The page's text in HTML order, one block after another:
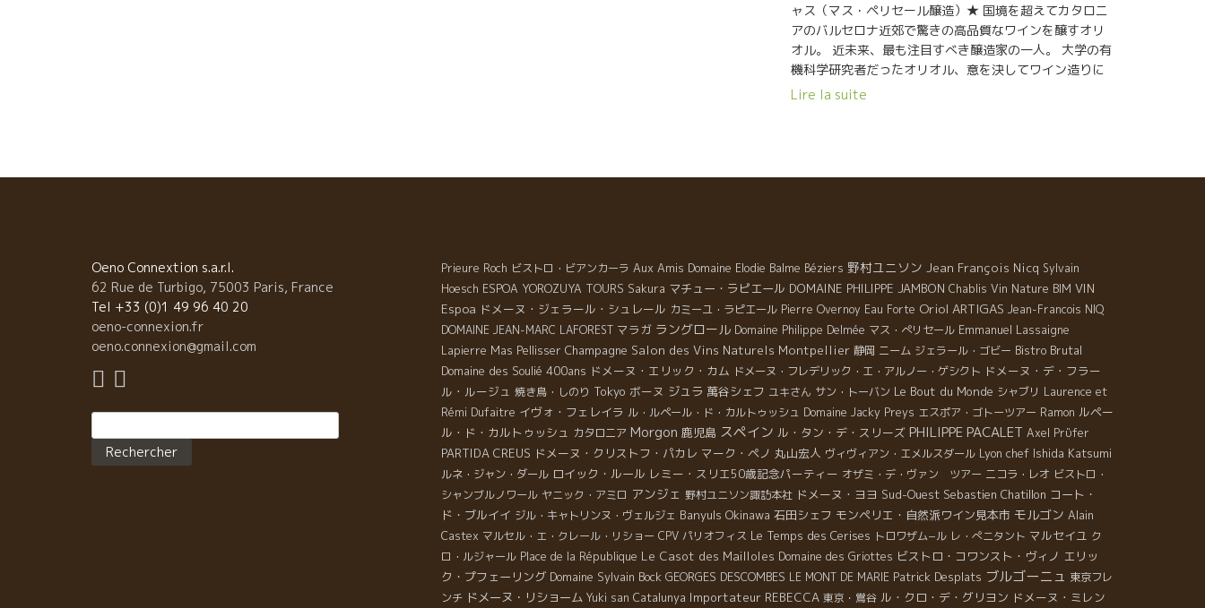
ャス（マス・ペリセール醸造）★ 国境を超えてカタロニ
アのバルセロナ近郊で驚きの高品質なワインを醸すオリ
オル。 近未来、最も注目すべき醸造家の一人。 大学の有
機科学研究者だったオリオル、意を決してワイン造りに
転向。 ワイン農業・醸造学校で先生をやりながら、
も時々来るようになった。 その都度、フランスの一流醸
造家を訪問して勉強している。 短時間でこのレベルに到
達するには理由がある。 すべてのワインに共通し
ているのは、繊細さ、フレッシュな酸、スーット体に入
るミネラルな透明感。 日本にも出荷されたけど、量が超
少ないのでお見逃しなく！！ フランスでは絶対に買えな
いワインが日本では買えます。
Lire la suite
Oeno Connextion s.a.r.l.
62 Rue de Turbigo, 75003 Paris, France
Tel +33 (0)1 49 96 40 20
oeno-connexion.fr
oeno.connexion@gmail.com
Prieure Roch ビストロ・ビアンカーラ Aux Amis Domaine Elodie Balme Béziers 野村ユニソン Jean François Nicq Sylvain
Hoesch ESPOA YOROZUYA TOURS Sakura マチュー・ラピエール DOMAINE PHILIPPE JAMBON Chablis Vin Nature BIM VIN
Espoa ドメーヌ・ジェラール・シュレール カミーユ・ラピエール Pierre Overnoy Eau Forte Oriol ARTIGAS Jean-Francois NIQ
DOMAINE JEAN-MARC LAFOREST マラガ ラングロール Domaine Philippe Delmée マス・ぺリセール Emmanuel Lassaigne
Lapierre Mas Pellisser Champagne Salon des Vins Naturels Montpellier 静岡 ニーム ジェラール・ゴビー Bistro Brutal
Domaine des Soulié 400ans ドメーヌ・エリック・カム ドメーヌ・フレデリック・エ・アルノー・ゲシクト ドメーヌ・デ・フラー
ル・ルージュ 焼き鳥・しのり Tokyo ボーヌ ジュラ 萬谷シェフ ユキさん サン・トーバン Le Bout du Monde シャブリ Laurence et
Rémi Dufaitre イヴォ・フェレイラ ル・ルペール・ド・カルトゥッシュ Domaine Jacky Preys エスポア・ゴトーツアー Ramon ルペー
ル・ド・カルトゥッシュ カタロニア Morgon 鹿児島 スペイン ル・タン・デ・スリーズ PHILIPPE PACALET Axel Prϋfer
PARTIDA CREUS ドメーヌ・クリストフ・パカレ マーク・ペノ 丸山宏人 ヴィヴィアン・エメルスダール Lyon chef Ishida Katsumi
ルネ・ジャン・ダール ロイック・ルール レミー・スリエ50歳記念パーティー オザミ・デ・ヴァン ツアー ニコラ・レオ ビストロ・
シャンブルノワール ヤニック・アミロ アンジェ 野村ユニソン諏訪本社 ドメーヌ・ヨヨ Sud-Ouest Sebastien Chatillon コート・
ド・ブルイイ ジル・キャトリンヌ・ヴェルジェ Banyuls Okinawa 石田シェフ モンペリエ・自然派ワイン見本市 モルゴン Alain
Castex マルセル・エ・クレール・リショー CPV パリオフィス Le Temps des Cerises トロワザム−ル レ・ぺニタント マルセイユ ク
ロ・ルジャール Place de la République Le Casot des Mailloles Domaine des Griottes ビストロ・コワンスト・ヴィノ エリッ
ク・プフェーリング Domaine Sylvain Bock GEORGES DESCOMBES LE MONT DE MARIE Patrick Desplats ブルゴーニュ 東京フレ
ンチ ドメーヌ・リショーム Yuki san Catalunya Importateur REBECCA 東京・鴬谷 ル・クロ・デ・グリヨン ドメーヌ・ミレン